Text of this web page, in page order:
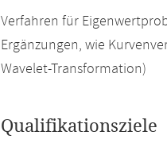
Verfahren für
Ergänzungen, wie
Wavelet-Transformation)
Qualifikationsziele